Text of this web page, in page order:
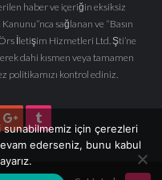
haber ve içeriğin eksiksiz
sağlanan ve “Basın
İletişim Hizmetleri Ltd. Şti’ne
dahi kısmen veya tamamen
politikamızı kontrol ediniz.
için çerezleri
ederseniz, bunu kabul